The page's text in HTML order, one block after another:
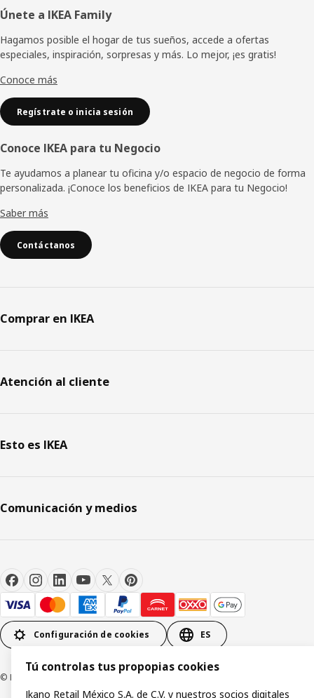
Pie
de
página
Únete a IKEA Family
Hagamos posible el hogar de tus sueños, accede a ofertas
especiales, inspiración, sorpresas y más. Lo mejor, ¡es gratis!
Conoce más
Regístrate o inicia sesión
Conoce IKEA para tu Negocio
Te ayudamos a planear tu oficina y/o espacio de negocio de forma
personalizada. ¡Conoce los beneficios de IKEA para tu Negocio!
Saber más
Contáctanos
Comprar en IKEA
Atención al cliente
Esto es IKEA
Comunicación y medios
Configuración de cookies ES
© Inter IKEA Systems B.V.1999-2026
Tú controlas tus propopias cookies
Ikano Retail México S.A. de C.V. y nuestros socios digitales